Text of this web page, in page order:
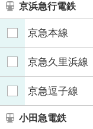
京浜急行電鉄
京急本線
京急久里浜線
京急逗子線
小田急電鉄